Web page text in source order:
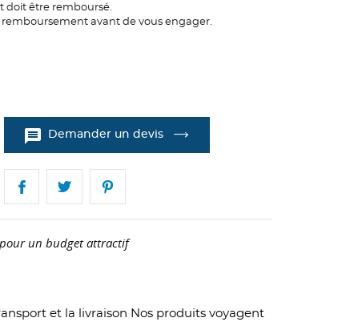
doit être remboursé.
remboursement avant de vous engager.
message Demander un devis
un budget attractif
et la livraison Nos produits voyagent